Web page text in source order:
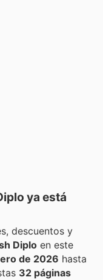
ya está
descuentos y
Diplo en este
de 2026 hasta
32 páginas